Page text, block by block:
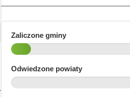
Zaliczone gminy
Odwiedzone powiaty